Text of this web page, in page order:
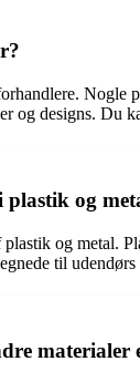
og designs. Du
og
og metal.
til
materialer